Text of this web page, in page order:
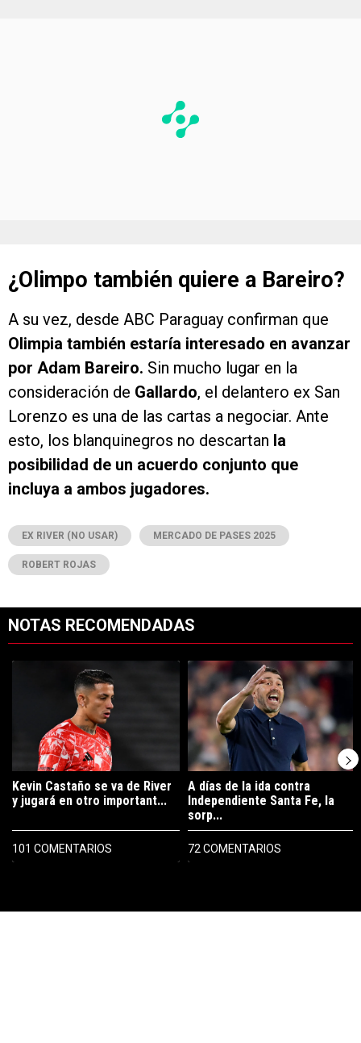
¿Olimpo también quiere a Bareiro?
A su vez, desde ABC Paraguay confirman que
Olimpia también estaría interesado en avanzar
por Adam Bareiro. Sin mucho lugar en la
consideración de Gallardo, el delantero ex San
Lorenzo es una de las cartas a negociar. Ante
esto, los blanquinegros no descartan la
posibilidad de un acuerdo conjunto que
incluya a ambos jugadores.
EX RIVER (NO USAR) MERCADO DE PASES 2025
ROBERT ROJAS
NOTAS RECOMENDADAS
Un artículo de tendencia con el título "Kevin Castaño se va de
Kevin Castaño se va de River
y jugará en otro important...
101 COMENTARIOS
Un artículo de tendencia con el
A días de la ida contra
Independiente Santa Fe, la
sorp...
72 COMENTARIOS